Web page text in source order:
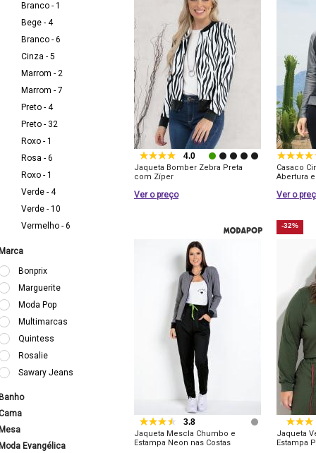
Branco - 1
Bege - 4
Branco - 6
Cinza - 5
Marrom - 2
Marrom - 7
Preto - 4
Preto - 32
Roxo - 1
Rosa - 6
Roxo - 1
Verde - 4
Verde - 10
Vermelho - 6
Bonprix
Marguerite
Moda Pop
Multimarcas
Quintess
Rosalie
Sawary Jeans
Evangélica
4.0
Jaqueta Bomber Zebra Preta
com Zíper
Ver o preço
Casaco
Abertura
Ver o
3.8
Jaqueta Mescla Chumbo e
Estampa Neon nas Costas
-32%
Jaqueta
Estampa